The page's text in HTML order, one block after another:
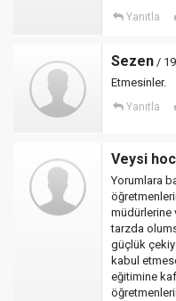
Yanıtla
Sezen /
Etmesinler.
Yanıtla
Veysi
Yorumlara
müdürlerine
tarzda
güçlük
kabul
eğitimine